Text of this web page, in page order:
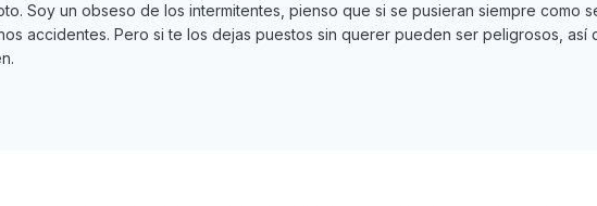
Soy un obseso de los intermitentes, pienso que si se pusieran siempre como
accidentes. Pero si te los dejas puestos sin querer pueden ser peligrosos, así